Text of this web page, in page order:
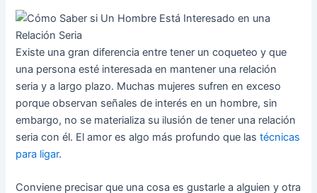
Existe una gran diferencia entre tener un coqueteo y que
una persona esté interesada en mantener una relación
seria y a largo plazo. Muchas mujeres sufren en exceso
porque observan señales de interés en un hombre, sin
embargo, no se materializa su ilusión de tener una relación
seria con él. El amor es algo más profundo que lastécnicas
para ligar.
Conviene precisar que una cosa es gustarle a alguien y otra